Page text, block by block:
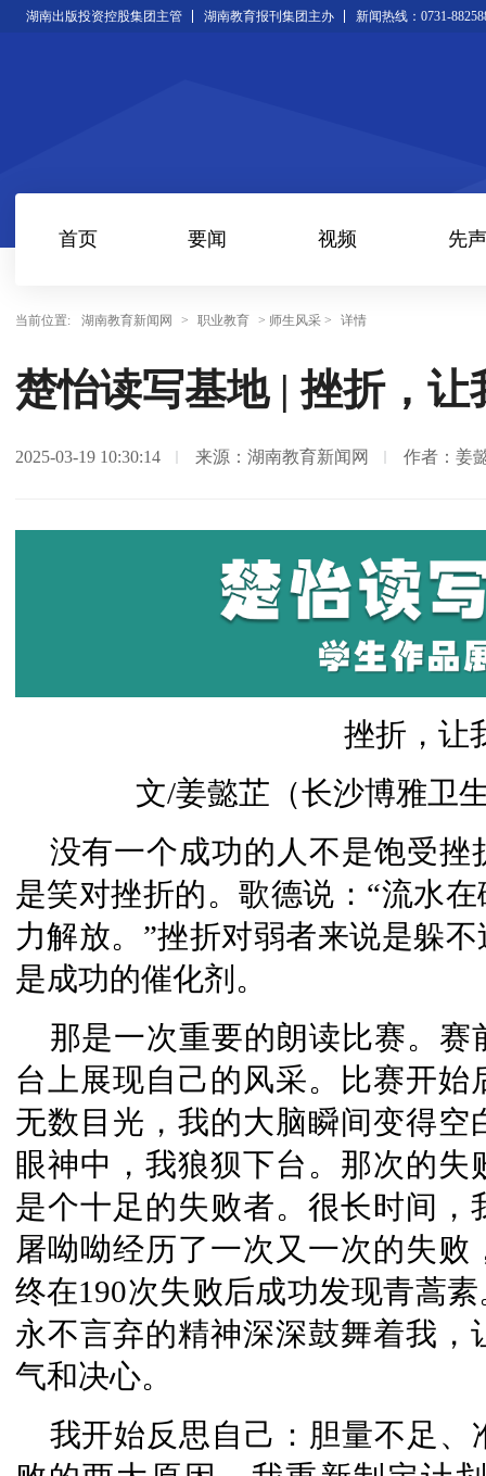
湖南出版投资控股集团主管 湖南教育报刊集团主办 新闻热线：0731-
首页 要闻 视频 先声
当前位置: 湖南教育新闻网 > 职业教育 > 师生风采 > 详情
楚怡读写基地 | 挫折，让
2025-03-19 10:30:14 来源：湖南教育新闻网 作者：姜
挫折，让
文/姜懿芷（长沙博雅卫
没有一个成功的人不是饱受
是笑对挫折的。歌德说：“流水
力解放。”挫折对弱者来说是躲
是成功的催化剂。
那是一次重要的朗读比赛。
台上展现自己的风采。比赛开
无数目光，我的大脑瞬间变得
眼神中，我狼狈下台。那次的
是个十足的失败者。很长时间
屠呦呦经历了一次又一次的失
终在190次失败后成功发现青蒿
永不言弃的精神深深鼓舞着我
气和决心。
我开始反思自己：胆量不足